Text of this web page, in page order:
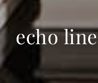
echo line
echo line